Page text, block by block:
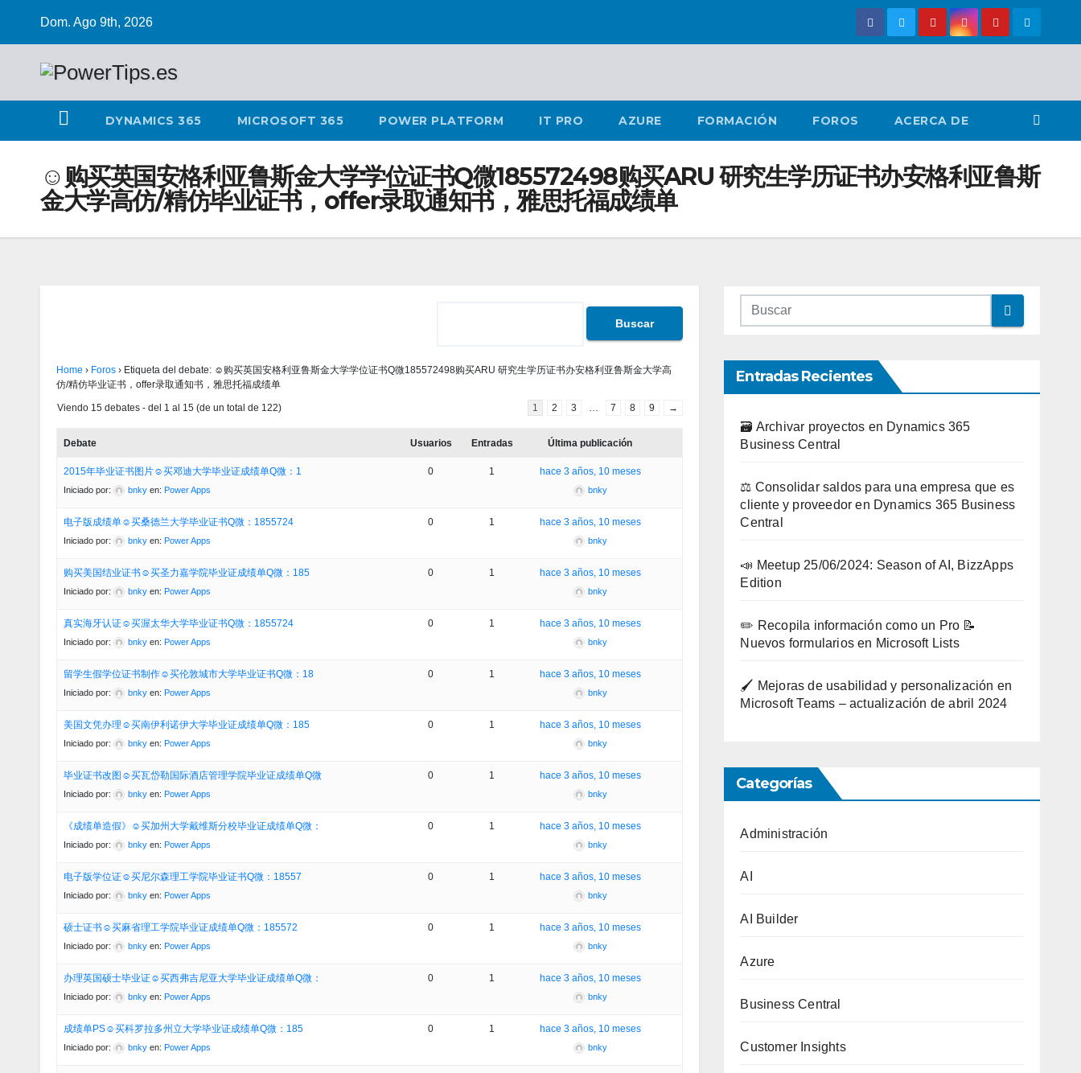
Dom. Ago 9th, 2026
DYNAMICS 365 MICROSOFT 365 POWER PLATFORM IT PRO AZURE FORMACIÓN FOROS ACERCA DE
☺购买英国安格利亚鲁斯金大学学位证书Q微185572498购买ARU 研究生学历证书办安格利亚鲁斯
金大学高仿/精仿毕业证书，offer录取通知书，雅思托福成绩单
Home › Foros › Etiqueta del debate: ☺购买英国安格利亚鲁斯金大学学位证书Q微185572498购买ARU 研究生学历证书办安格利亚鲁斯金大学高
仿/精仿毕业证书，offer录取通知书，雅思托福成绩单
Viendo 15 debates - del 1 al 15 (de un total de 122) 1 2 3 … 7 8 9 →
Debate Usuarios Entradas Última publicación
2015年毕业证书图片☺买邓迪大学毕业证成绩单Q微：1
Iniciado por: bnky en: Power Apps
0 1 hace 3 años, 10 meses
bnky
电子版成绩单☺买桑德兰大学毕业证书Q微：1855724
Iniciado por: bnky en: Power Apps
0 1 hace 3 años, 10 meses
bnky
购买美国结业证书☺买圣力嘉学院毕业证成绩单Q微：185
Iniciado por: bnky en: Power Apps
0 1 hace 3 años, 10 meses
bnky
真实海牙认证☺买渥太华大学毕业证书Q微：1855724
Iniciado por: bnky en: Power Apps
0 1 hace 3 años, 10 meses
bnky
留学生假学位证书制作☺买伦敦城市大学毕业证书Q微：18
Iniciado por: bnky en: Power Apps
0 1 hace 3 años, 10 meses
bnky
美国文凭办理☺买南伊利诺伊大学毕业证成绩单Q微：185
Iniciado por: bnky en: Power Apps
0 1 hace 3 años, 10 meses
bnky
毕业证书改图☺买瓦岱勒国际酒店管理学院毕业证成绩单Q微
Iniciado por: bnky en: Power Apps
0 1 hace 3 años, 10 meses
bnky
《成绩单造假》☺买加州大学戴维斯分校毕业证成绩单Q微：
Iniciado por: bnky en: Power Apps
0 1 hace 3 años, 10 meses
bnky
电子版学位证☺买尼尔森理工学院毕业证书Q微：18557
Iniciado por: bnky en: Power Apps
0 1 hace 3 años, 10 meses
bnky
硕士证书☺买麻省理工学院毕业证成绩单Q微：185572
Iniciado por: bnky en: Power Apps
0 1 hace 3 años, 10 meses
bnky
办理英国硕士毕业证☺买西弗吉尼亚大学毕业证成绩单Q微：
Iniciado por: bnky en: Power Apps
0 1 hace 3 años, 10 meses
bnky
成绩单PS☺买科罗拉多州立大学毕业证成绩单Q微：185
Iniciado por: bnky en: Power Apps
0 1 hace 3 años, 10 meses
bnky
Entradas Recientes
🗃️ Archivar proyectos en Dynamics 365
Business Central
⚖️ Consolidar saldos para una empresa que es
cliente y proveedor en Dynamics 365 Business
Central
📣 Meetup 25/06/2024: Season of AI, BizzApps
Edition
✏️ Recopila información como un Pro 📝
Nuevos formularios en Microsoft Lists
🖌️ Mejoras de usabilidad y personalización en
Microsoft Teams – actualización de abril 2024
Categorías
Administración
AI
AI Builder
Azure
Business Central
Customer Insights